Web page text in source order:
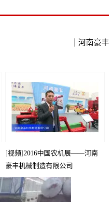
河南豪丰
[视频]2016中国农机展——河南
豪丰机械制造有限公司